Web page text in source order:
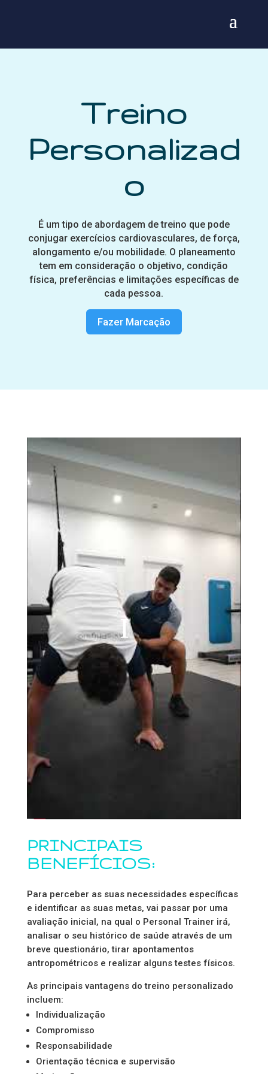
Treino
Personalizad
o
É um tipo de abordagem de treino que pode
conjugar exercícios cardiovasculares, de força,
alongamento e/ou mobilidade. O planeamento
tem em consideração o objetivo, condição
física, preferências e limitações específicas de
cada pessoa.
Fazer Marcação
PRINCIPAIS
BENEFÍCIOS:
Para perceber as suas necessidades específicas
e identificar as suas metas, vai passar por uma
avaliação inicial, na qual o Personal Trainer irá,
analisar o seu histórico de saúde através de um
breve questionário, tirar apontamentos
antropométricos e realizar alguns testes físicos.
As principais vantagens do treino personalizado
incluem:
Individualização
Compromisso
Responsabilidade
Orientação técnica e supervisão